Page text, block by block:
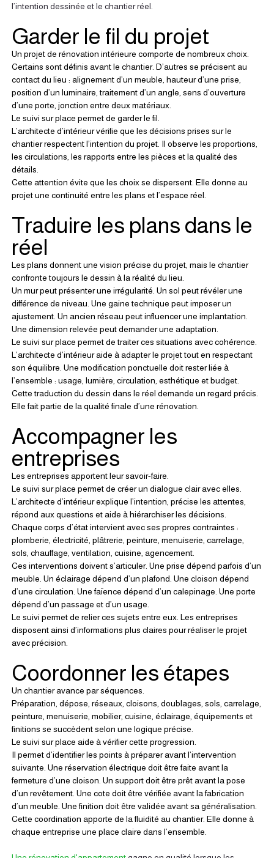
l’intention dessinée et le chantier réel.
Garder le fil du projet
Un projet de rénovation intérieure comporte de nombreux choix.
Certains sont définis avant le chantier. D’autres se précisent au
contact du lieu : alignement d’un meuble, hauteur d’une prise,
position d’un luminaire, traitement d’un angle, sens d’ouverture
d’une porte, jonction entre deux matériaux.
Le suivi sur place permet de garder le fil.
L’architecte d’intérieur vérifie que les décisions prises sur le
chantier respectent l’intention du projet. Il observe les proportions,
les circulations, les rapports entre les pièces et la qualité des
détails.
Cette attention évite que les choix se dispersent. Elle donne au
projet une continuité entre les plans et l’espace réel.
Traduire les plans dans le
réel
Les plans donnent une vision précise du projet, mais le chantier
confronte toujours le dessin à la réalité du lieu.
Un mur peut présenter une irrégularité. Un sol peut révéler une
différence de niveau. Une gaine technique peut imposer un
ajustement. Un ancien réseau peut influencer une implantation.
Une dimension relevée peut demander une adaptation.
Le suivi sur place permet de traiter ces situations avec cohérence.
L’architecte d’intérieur aide à adapter le projet tout en respectant
son équilibre. Une modification ponctuelle doit rester liée à
l’ensemble : usage, lumière, circulation, esthétique et budget.
Cette traduction du dessin dans le réel demande un regard précis.
Elle fait partie de la qualité finale d’une rénovation.
Accompagner les
entreprises
Les entreprises apportent leur savoir-faire.
Le suivi sur place permet de créer un dialogue clair avec elles.
L’architecte d’intérieur explique l’intention, précise les attentes,
répond aux questions et aide à hiérarchiser les décisions.
Chaque corps d’état intervient avec ses propres contraintes :
plomberie, électricité, plâtrerie, peinture, menuiserie, carrelage,
sols, chauffage, ventilation, cuisine, agencement.
Ces interventions doivent s’articuler. Une prise dépend parfois d’un
meuble. Un éclairage dépend d’un plafond. Une cloison dépend
d’une circulation. Une faïence dépend d’un calepinage. Une porte
dépend d’un passage et d’un usage.
Le suivi permet de relier ces sujets entre eux. Les entreprises
disposent ainsi d’informations plus claires pour réaliser le projet
avec précision.
Coordonner les étapes
Un chantier avance par séquences.
Préparation, dépose, réseaux, cloisons, doublages, sols, carrelage,
peinture, menuiserie, mobilier, cuisine, éclairage, équipements et
finitions se succèdent selon une logique précise.
Le suivi sur place aide à vérifier cette progression.
Il permet d’identifier les points à préparer avant l’intervention
suivante. Une réservation électrique doit être faite avant la
fermeture d’une cloison. Un support doit être prêt avant la pose
d’un revêtement. Une cote doit être vérifiée avant la fabrication
d’un meuble. Une finition doit être validée avant sa généralisation.
Cette coordination apporte de la fluidité au chantier. Elle donne à
chaque entreprise une place claire dans l’ensemble.